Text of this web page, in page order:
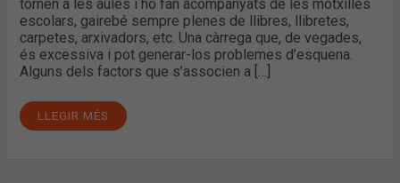
tornen a les aules i ho fan acompanyats de les motxilles
escolars, gairebé sempre plenes de llibres, llibretes,
carpetes, arxivadors, etc. Una càrrega que, de vegades,
és excessiva i pot generar-los problemes d’esquena.
Alguns dels factors que s’associen a […]
LLEGIR MÉS